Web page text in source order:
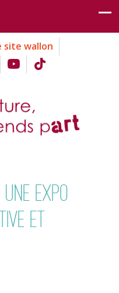
site wallon
expo
et